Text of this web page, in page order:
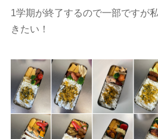
1学期が終了するので一部ですが
きたい！